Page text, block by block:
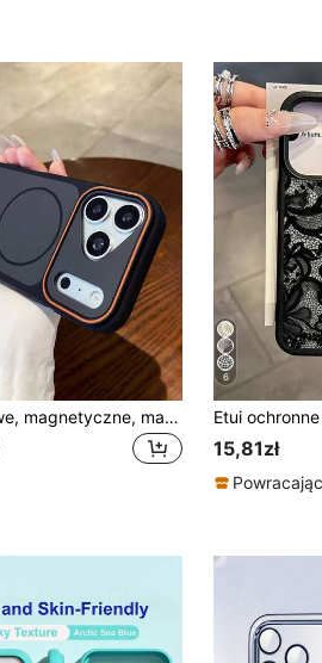
Luksusowe, magnetyczne, matowe, dwukolorowe, twarde etui z powłoką antypoślizgową, kompatybilne z modelami 17 Pro Max, 17 Pro, 17, 16 Pro Max, 16 Pro, 16, 15 Pro Max, 15 Pro, 15, 14 Pro Max, 14 Pro, 14, 13 Pro Max, 13 Pro, 13, 12 Pro Max, 11 i innymi, obsługuje ładowanie bezprzewodowe, prezent dla par, prezent na wiosnę i urodziny
6
15,81zł